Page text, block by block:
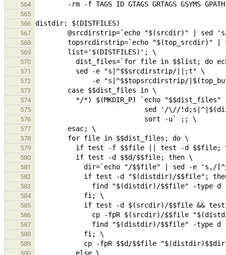
564
565
566
567
568
569
570
571
572
573
574
575
576
577
578
579
580
581
582
583
584
585
586
587
588
589
590